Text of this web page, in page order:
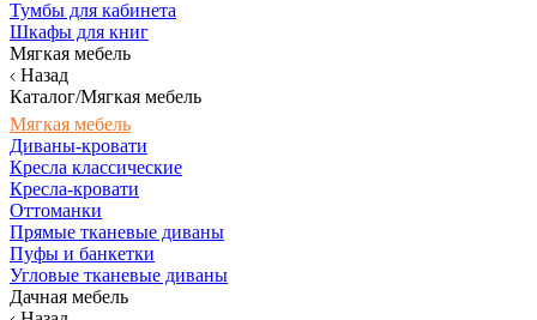
Тумбы для кабинета
Шкафы для книг
Мягкая мебель
Назад
Каталог/Мягкая мебель
Мягкая мебель
Диваны-кровати
Кресла классические
Кресла-кровати
Оттоманки
Прямые тканевые диваны
Пуфы и банкетки
Угловые тканевые диваны
Дачная мебель